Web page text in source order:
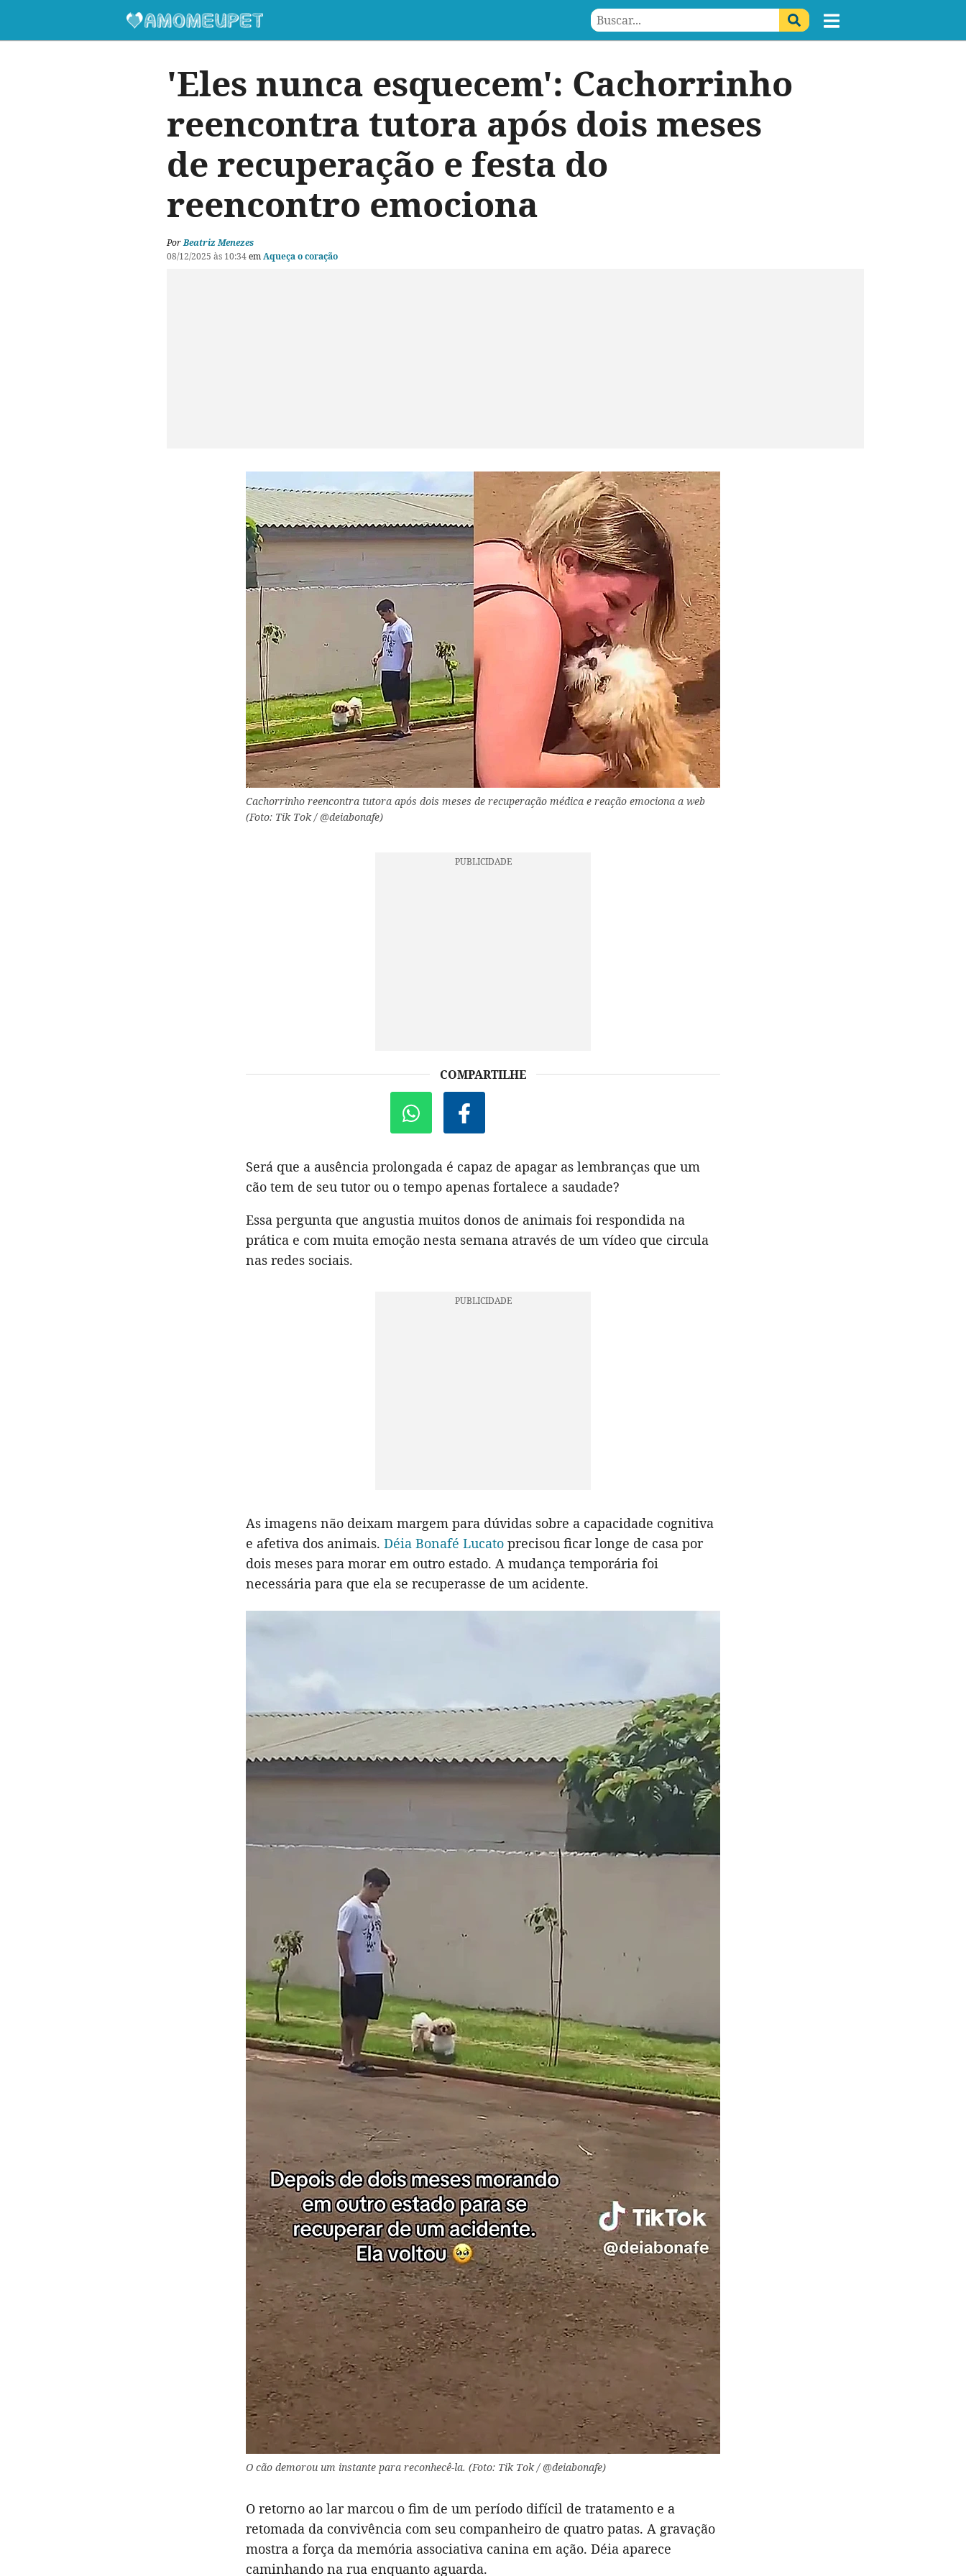
'Eles nunca esquecem': Cachorrinho
reencontra tutora após dois meses
de recuperação e festa do
reencontro emociona
PorBeatriz Menezes
08/12/2025 às 10:34emAqueça o coração
Cachorrinho reencontra tutora após dois meses de recuperação médica e reação emociona a web
(Foto: Tik Tok / @deiabonafe)
COMPARTILHE
Será que a ausência prolongada é capaz de apagar as lembranças que um
cão tem de seu tutor ou o tempo apenas fortalece a saudade?
Essa pergunta que angustia muitos donos de animais foi respondida na
prática e com muita emoção nesta semana através de um vídeo que circula
nas redes sociais.
As imagens não deixam margem para dúvidas sobre a capacidade cognitiva
e afetiva dos animais. Déia Bonafé Lucato precisou ficar longe de casa por
dois meses para morar em outro estado. A mudança temporária foi
necessária para que ela se recuperasse de um acidente.
O cão demorou um instante para reconhecê-la. (Foto: Tik Tok / @deiabonafe)
O retorno ao lar marcou o fim de um período difícil de tratamento e a
retomada da convivência com seu companheiro de quatro patas. A gravação
mostra a força da memória associativa canina em ação. Déia aparece
caminhando na rua enquanto aguarda.